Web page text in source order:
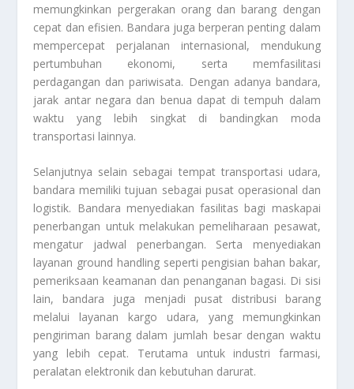
memungkinkan pergerakan orang dan barang dengan
cepat dan efisien. Bandara juga berperan penting dalam
mempercepat perjalanan internasional, mendukung
pertumbuhan ekonomi, serta memfasilitasi
perdagangan dan pariwisata. Dengan adanya bandara,
jarak antar negara dan benua dapat di tempuh dalam
waktu yang lebih singkat di bandingkan moda
transportasi lainnya.
Selanjutnya selain sebagai tempat transportasi udara,
bandara memiliki tujuan sebagai pusat operasional dan
logistik. Bandara menyediakan fasilitas bagi maskapai
penerbangan untuk melakukan pemeliharaan pesawat,
mengatur jadwal penerbangan. Serta menyediakan
layanan ground handling seperti pengisian bahan bakar,
pemeriksaan keamanan dan penanganan bagasi. Di sisi
lain, bandara juga menjadi pusat distribusi barang
melalui layanan kargo udara, yang memungkinkan
pengiriman barang dalam jumlah besar dengan waktu
yang lebih cepat. Terutama untuk industri farmasi,
peralatan elektronik dan kebutuhan darurat.